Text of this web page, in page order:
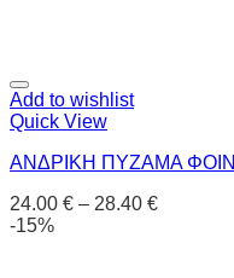
Add to wishlist
Quick View
ΑΝΔΡΙΚΗ ΠΥΖΑΜΑ
24.00 € – 28.40 €
-15%